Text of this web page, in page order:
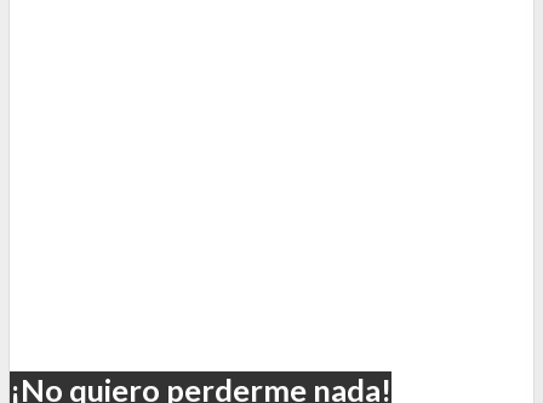
¡No quiero perderme nada!